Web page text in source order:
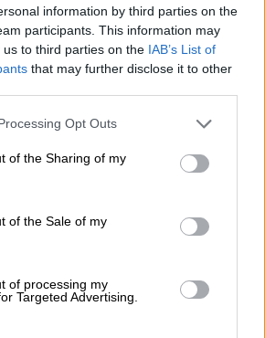
information by third parties on the
participants. This information may
to third parties on the IAB’s List of
that may further disclose it to other
website/app uses one or more Google
or usage behaviour. You may click to
to Google and its third-party tags to
specified purposes in below Google
Opt Outs
of the Sharing of my
of the Sale of my
of processing my
Targeted Advertising.
περπατούσε στην
του επιτέθηκαν τρία